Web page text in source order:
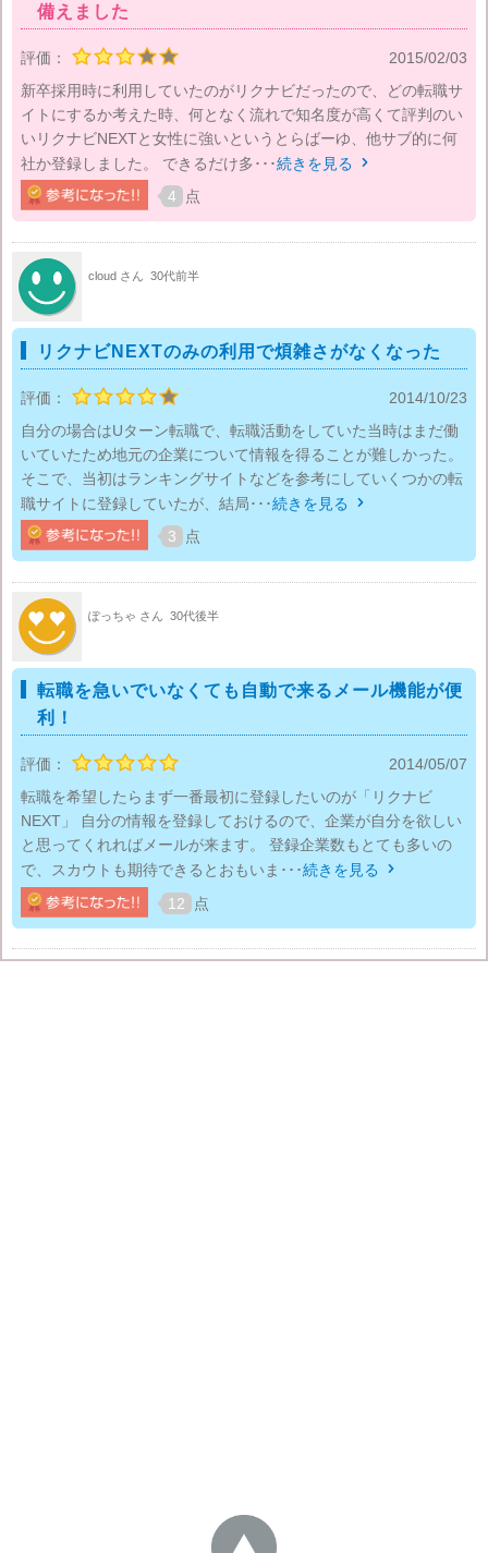
備えました
評価：
2015/02/03
新卒採用時に利用していたのがリクナビだったので、どの転職サ
イトにするか考えた時、何となく流れで知名度が高くて評判のい
いリクナビNEXTと女性に強いというとらばーゆ、他サブ的に何
社か登録しました。 できるだけ多･･･続きを見る 
4 点
cloud さん 30代前半
リクナビNEXTのみの利用で煩雑さがなくなった
評価：
2014/10/23
自分の場合はUターン転職で、転職活動をしていた当時はまだ働
いていたため地元の企業について情報を得ることが難しかった。
そこで、当初はランキングサイトなどを参考にしていくつかの転
職サイトに登録していたが、結局･･･続きを見る 
3 点
ぽっちゃ さん 30代後半
転職を急いでいなくても自動で来るメール機能が便
利！
評価：
2014/05/07
転職を希望したらまず一番最初に登録したいのが「リクナビ
NEXT」 自分の情報を登録しておけるので、企業が自分を欲しい
と思ってくれればメールが来ます。 登録企業数もとても多いの
で、スカウトも期待できるとおもいま･･･続きを見る 
12 点